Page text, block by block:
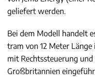
geliefert werden.
Bei dem Modell handelt
tram von 12 Meter
mit Rechtssteuerung
Großbritannien